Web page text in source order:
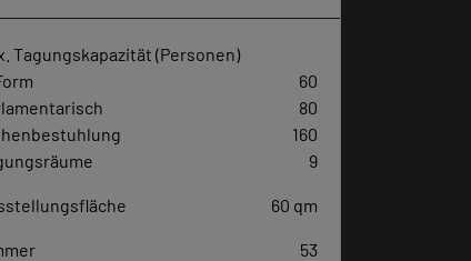
Tagungskapazität (Personen)
60
80
160
9
60 qm
53